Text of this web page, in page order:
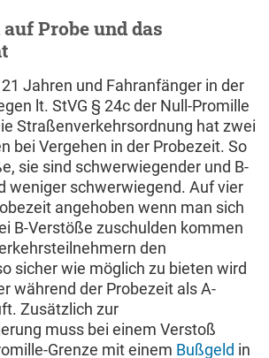
Probe und das
Jahren und Fahranfänger in der
lt. StVG § 24c der Null-Promille
Straßenverkehrsordnung hat zwei
bei Vergehen in der Probezeit. So
sie sind schwerwiegender und B-
weniger schwerwiegend. Auf vier
angehoben wenn man sich
B-Verstöße zuschulden kommen
den
sicher wie möglich zu bieten wird
während der Probezeit als A-
Zusätzlich zur
muss bei einem Verstoß
Grenze mit einem Bußgeld in